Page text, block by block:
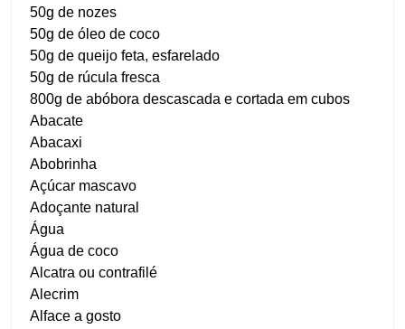
50g de nozes
50g de óleo de coco
50g de queijo feta, esfarelado
50g de rúcula fresca
800g de abóbora descascada e cortada em cubos
Abacate
Abacaxi
Abobrinha
Açúcar mascavo
Adoçante natural
Água
Água de coco
Alcatra ou contrafilé
Alecrim
Alface a gosto